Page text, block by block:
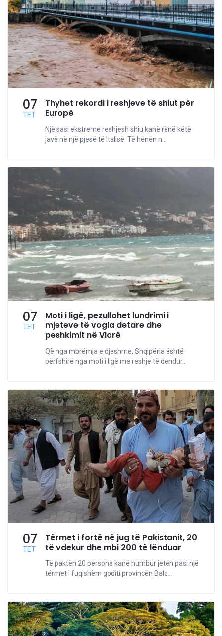
07
TET
Thyhet rekordi i reshjeve të shiut për
Europë
Një sasi ekstreme reshjesh shiu kanë rënë këtë
javë në një pjesë të Italisë. Të hënën n...
07
TET
Moti i ligë, pezullohet lundrimi i
mjeteve të vogla detare dhe
peshkimit në Vlorë
Që nga mbrëmja e djeshme, Shqipëria është
përfshirë nga moti i ligë me reshje të dendur...
07
TET
Tërmet i fortë në jug të Pakistanit, 20
të vdekur dhe mbi 200 të lënduar
Të paktën 20 persona kanë humbur jetën pasi një
tërmet i fuqishëm goditi provincën Balo...